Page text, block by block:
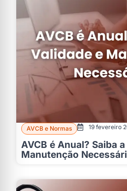
AVCB e Normas 19 fevereiro
AVCB é Anual? Saiba
Manutenção